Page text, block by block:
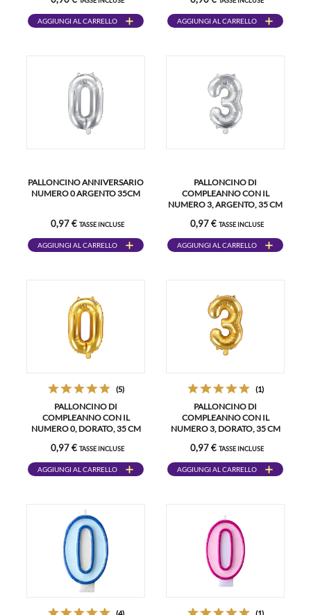
AGGIUNGI AL CARRELLO AGGIUNGI AL CARRELLO
PALLONCINO ANNIVERSARIO
NUMERO 0 ARGENTO 35CM
0,97 € TASSE INCLUSE
AGGIUNGI AL CARRELLO
PALLONCINO DI
COMPLEANNO CON IL
NUMERO 3, ARGENTO, 35 CM
0,97 € TASSE INCLUSE
AGGIUNGI AL CARRELLO
(5)
PALLONCINO DI
COMPLEANNO CON IL
NUMERO 0, DORATO, 35 CM
0,97 € TASSE INCLUSE
AGGIUNGI AL CARRELLO
(1)
PALLONCINO DI
COMPLEANNO CON IL
NUMERO 3, DORATO, 35 CM
0,97 € TASSE INCLUSE
AGGIUNGI AL CARRELLO